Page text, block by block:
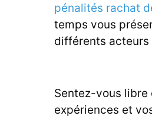
pénalités rachat
temps vous
différents
Sentez-vous
expériences et